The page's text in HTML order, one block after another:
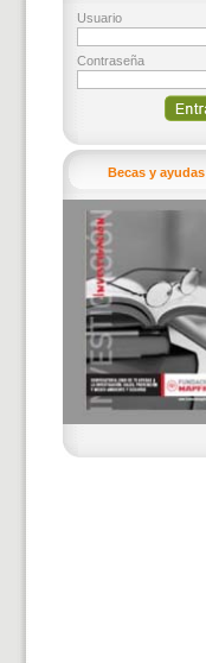
Usuario
Contraseña
Becas y ayudas